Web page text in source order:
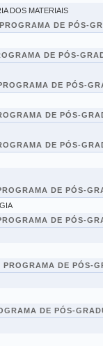
DOS MATERIAIS
DE PÓS-
DE PÓS-
DE PÓS-
DE PÓS-
DE PÓS-
DE PÓS-
DE PÓS-
DE PÓS-
DE PÓS-